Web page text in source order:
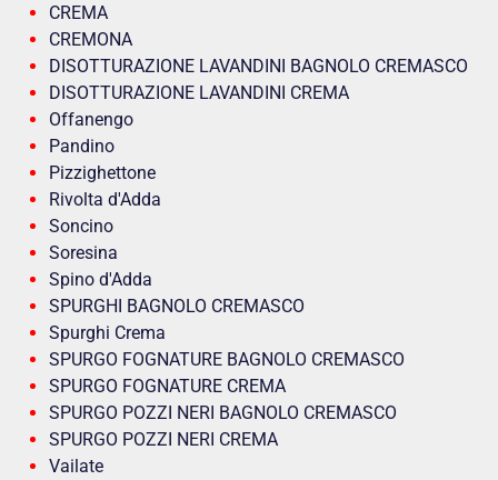
CREMA
CREMONA
DISOTTURAZIONE LAVANDINI BAGNOLO CREMASCO
DISOTTURAZIONE LAVANDINI CREMA
Offanengo
Pandino
Pizzighettone
Rivolta d'Adda
Soncino
Soresina
Spino d'Adda
SPURGHI BAGNOLO CREMASCO
Spurghi Crema
SPURGO FOGNATURE BAGNOLO CREMASCO
SPURGO FOGNATURE CREMA
SPURGO POZZI NERI BAGNOLO CREMASCO
SPURGO POZZI NERI CREMA
Vailate